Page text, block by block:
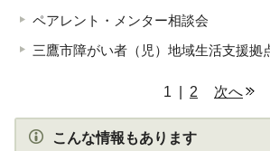
ペアレント・メンター相談会
三鷹市障がい者（児）地域生活支援拠
ー
ジ
1 | 2 次へ
こんな情報もあります